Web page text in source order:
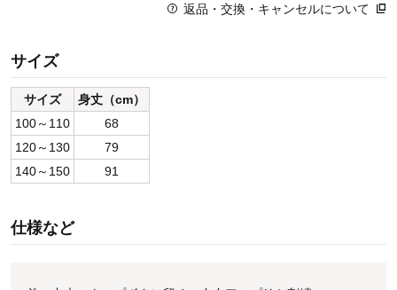
返品・交換・キャンセルについて
サイズ
サイズ
身丈（cm）
100～110
68
120～130
79
140～150
91
仕様など